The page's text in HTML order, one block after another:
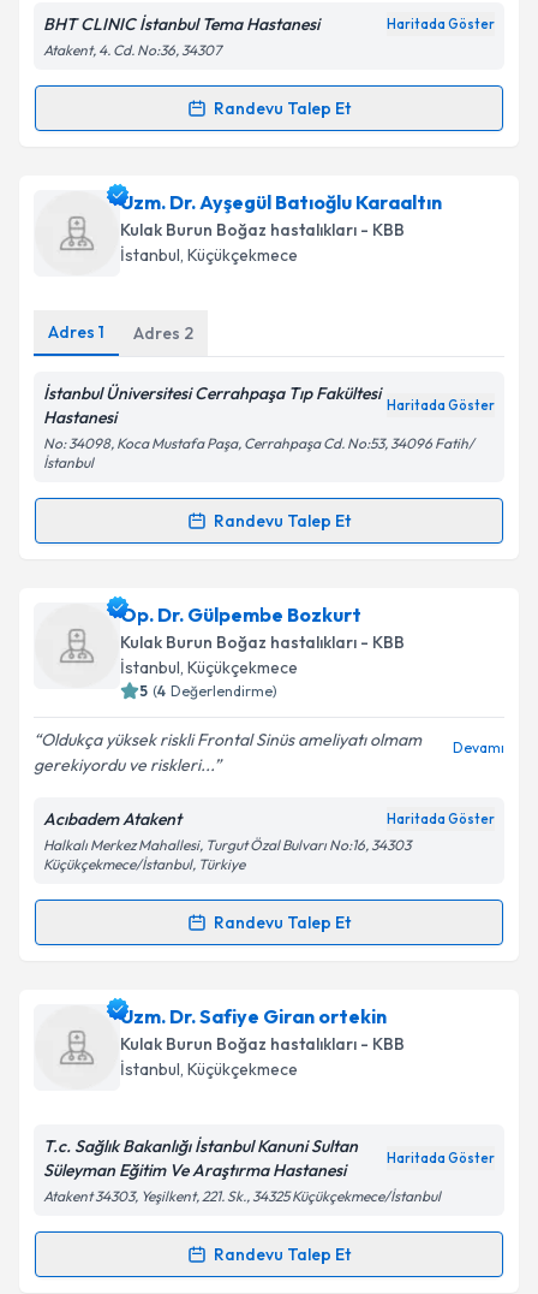
E-posta Adresiniz
Kişisel verilerimin işlenmesine ilişkinAydınlatma
kapsamda işlenmesini kabul ediyorum.
Takvim Talebini Gönder
BHT CLINIC İstanbul Tema Hastanesi Haritada Göster
Atakent, 4. Cd. No:36, 34307
Randevu Talep Et
Randevu Takvimi Talebi
Op. Dr. Muhammed Fatih Akgüniçin randevu
takvimi talebi oluşturun. Size bu uzmandan randevu
almanız için bir takvim hazırlandığında e-posta ile
bilgilendireceğiz.
Kişisel verilerimin işlenmesine ilişkinAydınlatma
Uzm. Dr. Ayşegül Batıoğlu Karaaltın
Kulak Burun Boğaz hastalıkları - KBB
İstanbul, Küçükçekmece
Adres 1 Adres 2
İstanbul Üniversitesi Cerrahpaşa Tıp Fakültesi
Hastanesi
Haritada Göster
No: 34098, Koca Mustafa Paşa, Cerrahpaşa Cd. No:53, 34096 Fatih/
İstanbul
Randevu Talep Et
Randevu Takvimi Talebi
Uzm. Dr. Ayşegül Batıoğlu Karaaltın
takvimi talebi oluşturun. Size bu uzmandan randevu
almanız için bir takvim hazırlandığında e-posta ile
bilgilendireceğiz.
E-posta Adresiniz
Kişisel verilerimin işlenmesine ilişkinAydınlatma
Metni'ni okudum ve kişisel verilerimin belirtilen
kapsamda işlenmesini kabul ediyorum.
Op. Dr. Gülpembe Bozkurt
Kulak Burun Boğaz hastalıkları - KBB
İstanbul, Küçükçekmece
5 (4 Değerlendirme)
Oldukça yüksek riskli Frontal Sinüs ameliyatı olmam
gerekiyordu ve riskleri...
Devamı
Acıbadem Atakent Haritada Göster
Halkalı Merkez Mahallesi, Turgut Özal Bulvarı No:16, 34303
Küçükçekmece/İstanbul, Türkiye
Randevu Talep Et
Randevu Takvimi Talebi
Op. Dr. Gülpembe Bozkurtiçin randevu takvimi
talebi oluşturun. Size bu uzmandan randevu almanız
için bir takvim hazırlandığında e-posta ile
bilgilendireceğiz.
E-posta Adresiniz
Kişisel verilerimin işlenmesine ilişkin
Metni'ni okudum ve kişisel verilerimin belirtilen
Uzm. Dr. Safiye Giran ortekin
Kulak Burun Boğaz hastalıkları - KBB
İstanbul, Küçükçekmece
T.c. Sağlık Bakanlığı İstanbul Kanuni Sultan
Süleyman Eğitim Ve Araştırma Hastanesi
Haritada Göster
Atakent 34303, Yeşilkent, 221. Sk., 34325 Küçükçekmece/İstanbul
Randevu Talep Et
Randevu Takvimi Talebi